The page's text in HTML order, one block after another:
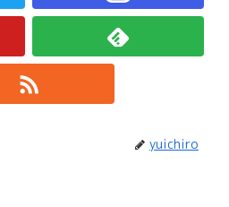
yuichiro